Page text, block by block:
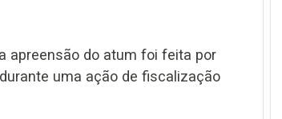
apreensão do atum foi feita por
uma ação de fiscalização